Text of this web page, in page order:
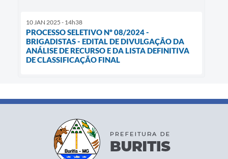
10 JAN 2025 - 14h38
PROCESSO SELETIVO Nº 08/2024 -
BRIGADISTAS - EDITAL DE DIVULGAÇÃO DA
ANÁLISE DE RECURSO E DA LISTA DEFINITIVA
DE CLASSIFICAÇÃO FINAL